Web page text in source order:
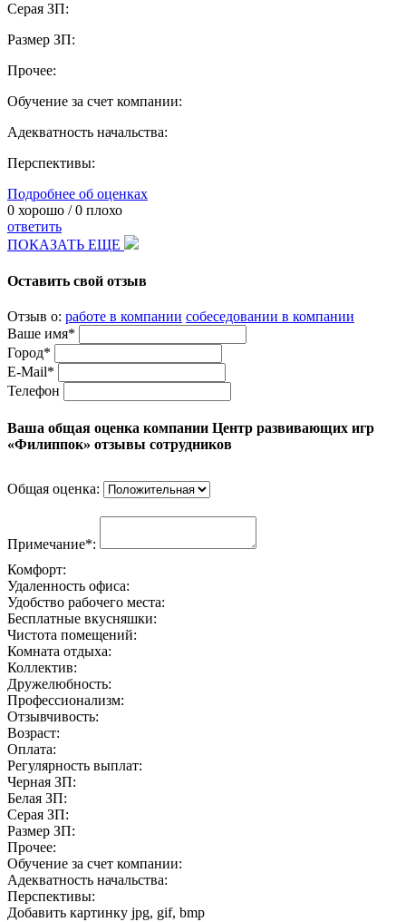
Серая ЗП:
Размер ЗП:
Прочее:
Обучение за счет компании:
Адекватность начальства:
Перспективы:
Подробнее об оценках
0 хорошо /0 плохо
ответить
ПОКАЗАТЬ ЕЩЕ
Оставить свой отзыв
Отзыв о: работе в компании собеседовании в компании
Ваше имя*
Город*
E-Mail*
Телефон
Ваша общая оценка компании Центр развивающих игр
«Филиппок» отзывы сотрудников
Общая оценка:
Примечание*:
Комфорт:
Удаленность офиса:
Удобство рабочего места:
Бесплатные вкусняшки:
Чистота помещений:
Комната отдыха:
Коллектив:
Дружелюбность:
Профессионализм:
Отзывчивость:
Возраст:
Оплата:
Регулярность выплат:
Черная ЗП:
Белая ЗП:
Серая ЗП:
Размер ЗП:
Прочее:
Обучение за счет компании:
Адекватность начальства:
Перспективы:
Добавить картинку jpg, gif, bmp